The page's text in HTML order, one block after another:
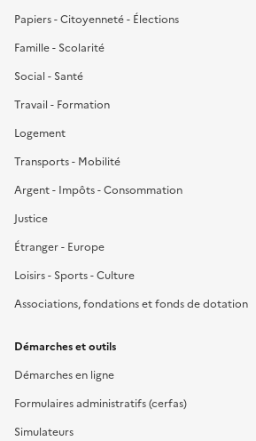
Papiers - Citoyenneté - Élections
Famille - Scolarité
Social - Santé
Travail - Formation
Logement
Transports - Mobilité
Argent - Impôts - Consommation
Justice
Étranger - Europe
Loisirs - Sports - Culture
Associations, fondations et fonds de dotation
Démarches et outils
Démarches en ligne
Formulaires administratifs (cerfas)
Simulateurs